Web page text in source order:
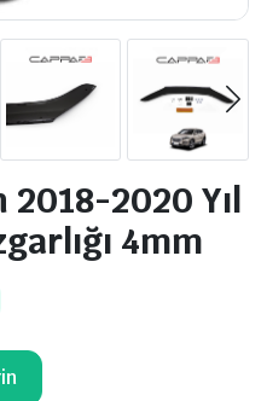
2020 Yıl
4mm